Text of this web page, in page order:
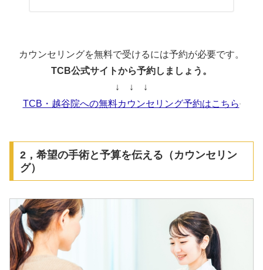
カウンセリングを無料で受けるには予約が必要です。
TCB公式サイトから予約しましょう。
↓ ↓ ↓
TCB・越谷院への無料カウンセリング予約はこちら
2，希望の手術と予算を伝える（カウンセリン
グ）